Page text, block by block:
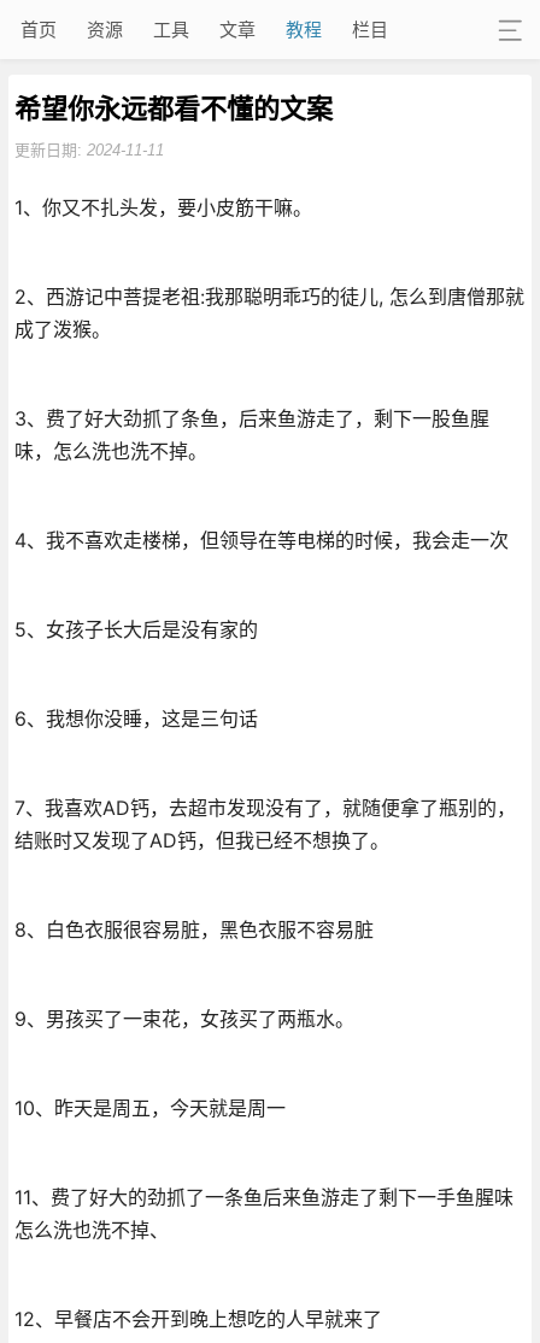
首页 资源 工具 文章 教程 栏目
希望你永远都看不懂的文案
更新日期: 2024-11-11
1、你又不扎头发，要小皮筋干嘛。
2、西游记中菩提老祖:我那聪明乖巧的徒儿, 怎么到唐僧那就
成了泼猴。
3、费了好大劲抓了条鱼，后来鱼游走了，剩下一股鱼腥
味，怎么洗也洗不掉。
4、我不喜欢走楼梯，但领导在等电梯的时候，我会走一次
5、女孩子长大后是没有家的
6、我想你没睡，这是三句话
7、我喜欢AD钙，去超市发现没有了，就随便拿了瓶别的，
结账时又发现了AD钙，但我已经不想换了。
8、白色衣服很容易脏，黑色衣服不容易脏
9、男孩买了一束花，女孩买了两瓶水。
10、昨天是周五，今天就是周一
11、费了好大的劲抓了一条鱼后来鱼游走了剩下一手鱼腥味
怎么洗也洗不掉、
12、早餐店不会开到晚上想吃的人早就来了